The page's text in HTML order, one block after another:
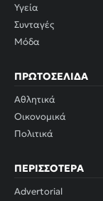
Υγεία
Συνταγές
Μόδα
ΠΡΩΤΟΣΈΛΙΔΑ
Αθλητικά
Οικονομικά
Πολιτικά
ΠΕΡΙΣΣΌΤΕΡΑ
Advertorial